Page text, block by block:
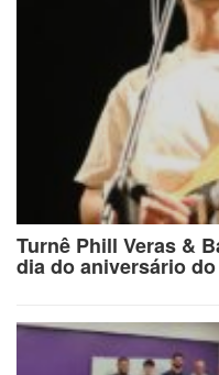
Turnê Phill Veras &
dia do aniversário